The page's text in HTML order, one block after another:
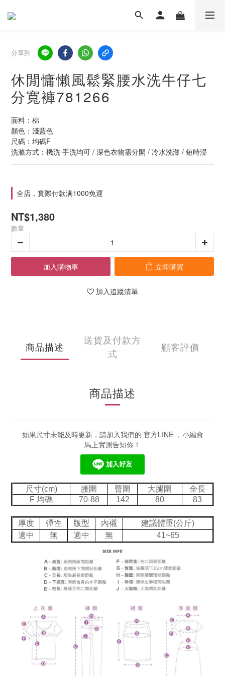
分享到
休閒慵懶風鬆緊腰水洗牛仔七
分寬褲781266
面料：棉
顏色：淺藍色
尺碼：均碼F
洗滌方式：機洗 手洗均可 / 深色衣物需分開 / 冷水洗滌 / 短時浸
全店，實際付款满1000免運
NT$1,380
數量
加入購物車 立即購買
加入追蹤清單
商品描述
送貨及付款方
式
顧客評價
商品描述
如果尺寸未能及時更新，請加入我們的 官方LINE ，小編會
馬上實測告知你！
尺寸(cm) 腰圍 臀圍 大腿圍
全長
F 均碼
70-88 142 80 83
厚度 彈性 版型 內襯
建議體重(公斤)
適中
無 適中 無 41~65